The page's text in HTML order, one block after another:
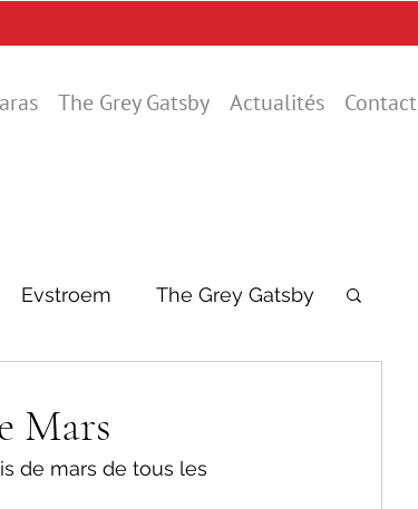
The Grey Gatsby Actualités Contact
Evstroem The Grey Gatsby
Mars
de mars de tous les